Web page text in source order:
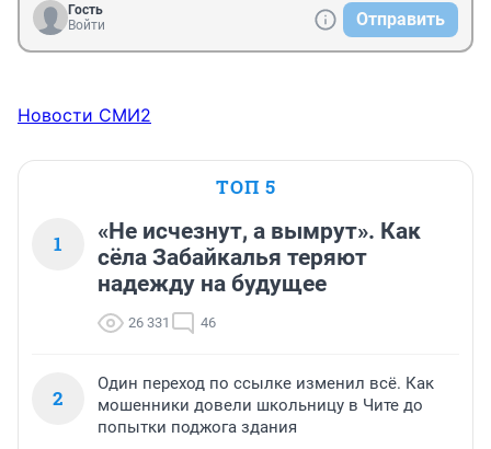
Гость
Войти
Отправить
Новости СМИ2
ТОП 5
1
«Не исчезнут, а вымрут». Как
сёла Забайкалья теряют
надежду на будущее
26 331 46
2
Один переход по ссылке изменил всё. Как
мошенники довели школьницу в Чите до
попытки поджога здания